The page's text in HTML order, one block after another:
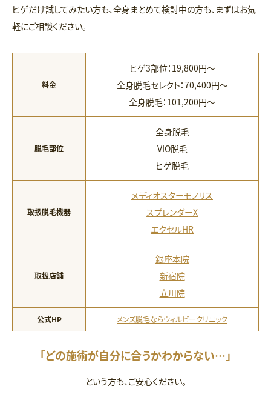
ヒゲだけ試してみたい方も、全身まとめて検討中の方も、まずはお気
軽にご相談ください。
料金
ヒゲ3部位：19,800円〜
全身脱毛セレクト：70,400円〜
全身脱毛：101,200円〜
脱毛部位
全身脱毛
VIO脱毛
ヒゲ脱毛
取扱脱毛機器
メディオスターモノリス
スプレンダーX
エクセルHR
取扱店舗
銀座本院
新宿院
立川院
公式HP メンズ脱毛ならウィルビークリニック
「どの施術が自分に合うかわからない…」
という方も、ご安心ください。